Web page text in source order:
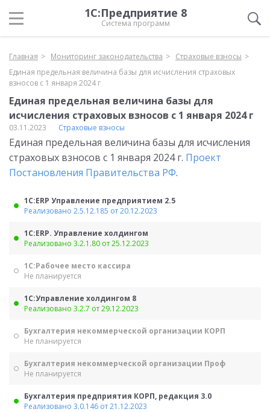
1С:Предприятие 8
Система программ
Главная Мониторинг законодательства
Страховые взносы
Единая предельная величина базы для исчисления страховых
взносов с 1 января 2024 г
Единая предельная величина базы для
исчисления страховых взносов с 1 января 2024 г
03.11.2023 Страховые взносы
Единая предельная величина базы для исчисления
страховых взносов с 1 января 2024 г. Проект
Постановления Правительства РФ.
1С:ERP Управление предприятием 2.5
Реализовано 2.5.12.185 от 20.12.2023
1С:ERP. Управление холдингом
Реализовано 3.2.1.80 от 25.12.2023
1С:Рабочее место кассира
Не планируется
1С:Управление холдингом 8
Реализовано 3.2.7 от 29.12.2023
Бухгалтерия некоммерческой организации КОРП
Не планируется
Бухгалтерия некоммерческой организации Проф
Не планируется
Бухгалтерия предприятия КОРП, редакция 3.0
Реализовано 3.0.146 от 21.12.2023